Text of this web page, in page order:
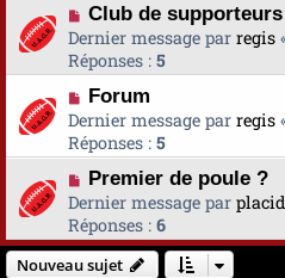
Club de supporteurs
Dernier message par regis
Réponses : 5
Forum
Dernier message par regis
Réponses : 5
Premier de poule ?
Dernier message par
Réponses : 6
Nouveau sujet